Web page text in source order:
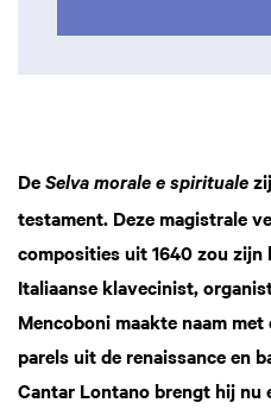
De Selva morale e spirituale
testament. Deze magistrale
composities uit 1640 zou zijn
Italiaanse klavecinist,
Mencoboni maakte naam
parels uit de renaissance en
Cantar Lontano brengt hij nu